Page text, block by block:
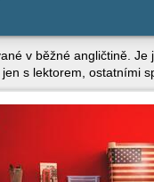
v běžné angličtině.
s lektorem, ostatními